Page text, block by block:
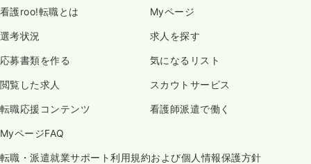
看護roo!転職とは Myページ
選考状況 求人を探す
応募書類を作る 気になるリスト
閲覧した求人 スカウトサービス
転職応援コンテンツ 看護師派遣で働く
MyページFAQ
転職・派遣就業サポート利用規約および個人情報保護方針